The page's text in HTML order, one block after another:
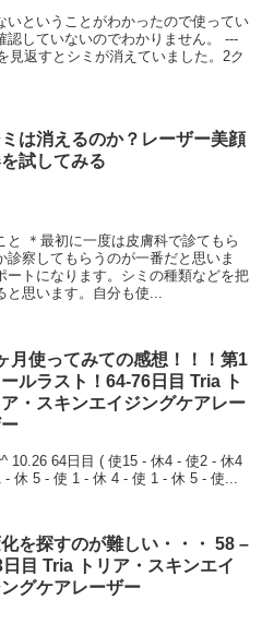
いということがわかったので使ってい
認していないのでわかりません。 ---
見返すとシミが消えていました。2ク
は消えるのか？レーザー美顔
試してみる
と ＊最初に一度は皮膚科で診てもら
診察してもらうのが一番だと思いま
ートになります。シミの種類などを把
と思います。自分も使...
月使ってみての感想！！！第1
ルラスト！64-76日目 Tria ト
ア・スキンエイジングケアレー
10.26 64日目 ( 使15 - 休4 - 使2 - 休4
休 5 - 使 1 - 休 4 - 使 1 - 休 5 - 使...
を探すのが難しい・・・ 58 –
目 Tria トリア・スキンエイ
グケアレーザー